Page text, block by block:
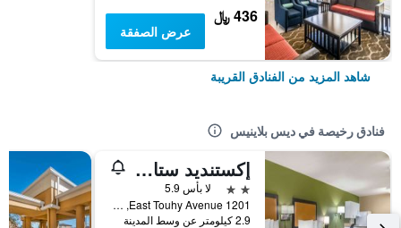
436 ﷼
عرض الصفقة
شاهد المزيد من الفنادق القريبة
فنادق رخيصة في ديس بلاينيس
إكستنديد ستاي أميريكا سيليكت سويتس شيكاجو أوهير
2 نجمتين
لا بأس 5.9
1201 East Touhy Avenue, ديس بلاينيس, IL, الولايات المتحدة الأميريكية
2.9 كيلومتر عن وسط المدينة